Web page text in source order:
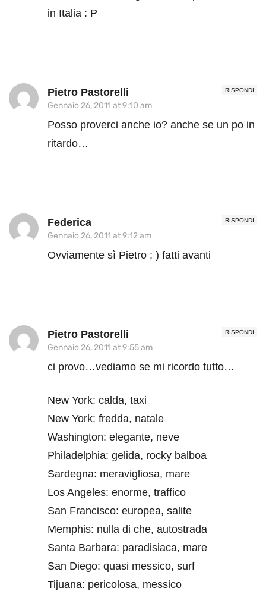
in Italia : P
RISPONDI
Pietro Pastorelli
Gennaio 26, 2011 at 9:10 am
Posso proverci anche io? anche se un po in
ritardo…
RISPONDI
Federica
Gennaio 26, 2011 at 9:12 am
Ovviamente sì Pietro ; ) fatti avanti
RISPONDI
Pietro Pastorelli
Gennaio 26, 2011 at 9:55 am
ci provo…vediamo se mi ricordo tutto…
New York: calda, taxi
New York: fredda, natale
Washington: elegante, neve
Philadelphia: gelida, rocky balboa
Sardegna: meravigliosa, mare
Los Angeles: enorme, traffico
San Francisco: europea, salite
Memphis: nulla di che, autostrada
Santa Barbara: paradisiaca, mare
San Diego: quasi messico, surf
Tijuana: pericolosa, messico